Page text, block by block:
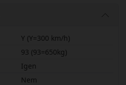
Y (Y=300 km/h)
93 (93=650kg)
Igen
Nem